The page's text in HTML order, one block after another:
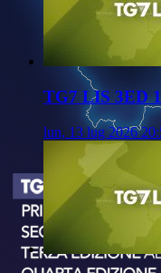
TG7 LIS 3ED
lun, 13 lug 2026